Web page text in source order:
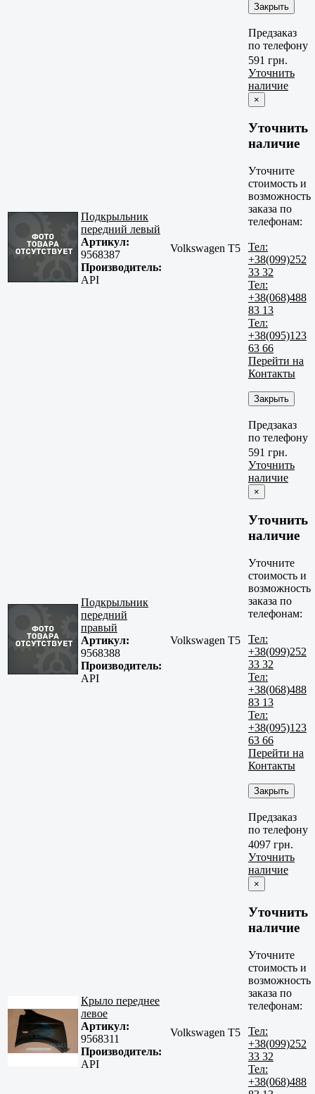
Закрыть
Предзаказ
по телефону
Подкрыльник
передний левый
Артикул:
9568387
Производитель:
API
Volkswagen T5
591 грн.
Уточнить
наличие
×
Уточнить
наличие
Уточните
стоимость и
возможность
заказа по
телефонам:
Тел:
+38(099)252
33 32
Тел:
+38(068)488
83 13
Тел:
+38(095)123
63 66
Перейти на
Контакты
Закрыть
Предзаказ
по телефону
Подкрыльник
передний
правый
Артикул:
9568388
Производитель:
API
Volkswagen T5
591 грн.
Уточнить
наличие
×
Уточнить
наличие
Уточните
стоимость и
возможность
заказа по
телефонам:
Тел:
+38(099)252
33 32
Тел:
+38(068)488
83 13
Тел:
+38(095)123
63 66
Перейти на
Контакты
Закрыть
Предзаказ
по телефону
Крыло переднее
левое
Артикул:
9568311
Производитель:
API
Volkswagen T5
4097 грн.
Уточнить
наличие
×
Уточнить
наличие
Уточните
стоимость и
возможность
заказа по
телефонам:
Тел:
+38(099)252
33 32
Тел:
+38(068)488